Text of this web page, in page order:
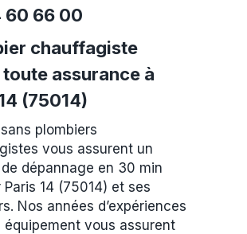
60 66 00
chauffagiste
assurance à
(75014)
plombiers
vous assurent un
dépannage en 30 min
Paris 14 (75014) et ses
Nos années d’expériences
équipement vous assurent